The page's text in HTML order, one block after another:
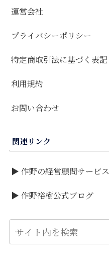
運営会社
プライバシーポリシー
特定商取引法に基づく表記
利用規約
お問い合わせ
関連リンク
▶ 作野の経営顧問サービス
▶ 作野裕樹公式ブログ